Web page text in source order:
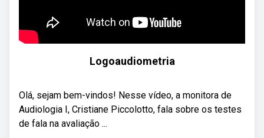
Logoaudiometria
Olá, sejam bem-vindos! Nesse vídeo, a monitora de
Audiologia I, Cristiane Piccolotto, fala sobre os testes
de fala na avaliação ...